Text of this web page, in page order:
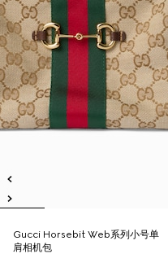
Gucci Horsebit Web系列小号单
肩相机包